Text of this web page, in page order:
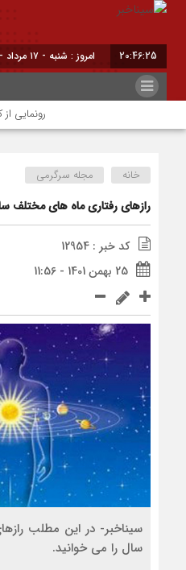
20:46:26 برابر با : Saturday - 8 August - 2026
رونمایی از کتاب
خانه مجله سرگرمی
رازهای رفتاری ماه های مختلف
کد خبر : 12954
25 بهمن 1401 - 11:56
سیناخبر- در این مطلب
سال را می خوانید.